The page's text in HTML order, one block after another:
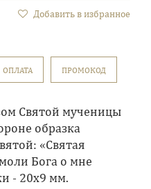
Добавить в избранное
ОПЛАТА ПРОМОКОД
Святой мученицы
образка
«Святая
Бога о мне
- 20х9 мм.